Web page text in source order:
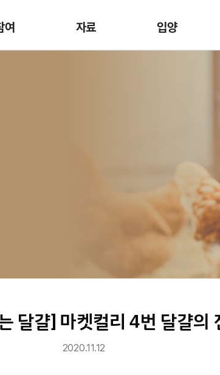
여 자료 입양
달걀] 마켓컬리 4번 달걀의
2020.11.12